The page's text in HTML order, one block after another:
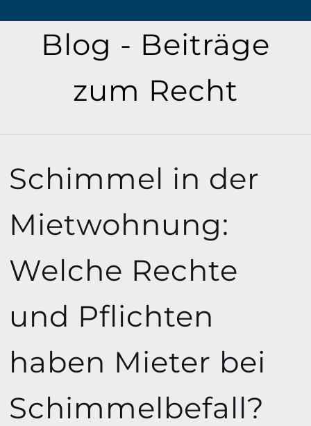
Blog - Beiträge
zum Recht
Schimmel in der
Mietwohnung:
Welche Rechte
und Pflichten
haben Mieter bei
Schimmelbefall?